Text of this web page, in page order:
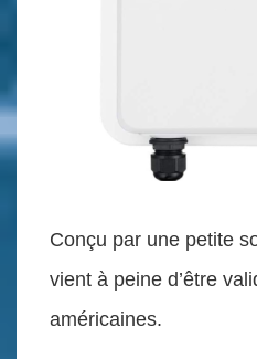
Conçu par une petite
vient à peine d’être
américaines.